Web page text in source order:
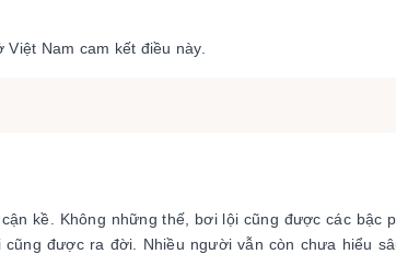
Nam cam kết điều này.
kề. Không những thế, bơi lội cũng được các
được ra đời. Nhiều người vẫn còn chưa hiểu